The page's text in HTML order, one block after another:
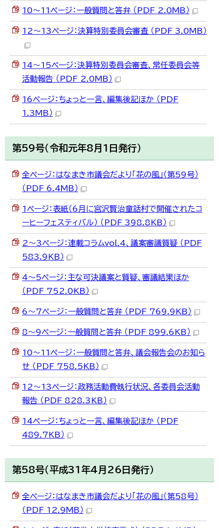
10～11ページ：一般質問と答弁 （PDF 2.0MB）
12～13ページ：決算特別委員会審査 （PDF 3.0MB）
14～15ページ：決算特別委員会審査、常任委員会等
活動報告 （PDF 2.0MB）
16ページ：ちょっと一言、編集後記ほか （PDF
1.3MB）
第59号（令和元年8月1日発行）
全ページ：はなまき市議会だより「花の風」（第59号）
（PDF 6.4MB）
1ページ：表紙（6月に宮沢賢治童話村で開催されたコ
ーヒーフェスティバル） （PDF 398.8KB）
2～3ページ：連載コラムvol.4、議案審議質疑 （PDF
583.9KB）
4～5ページ：主な可決議案と質疑、審議結果ほか
（PDF 752.0KB）
6～7ページ：一般質問と答弁 （PDF 769.9KB）
8～9ページ：一般質問と答弁 （PDF 899.6KB）
10～11ページ：一般質問と答弁、議会報告会のお知ら
せ （PDF 758.5KB）
12～13ページ：政務活動費執行状況、各委員会活動
報告 （PDF 828.3KB）
14ページ：ちょっと一言、編集後記ほか （PDF
489.7KB）
第58号（平成31年4月26日発行）
全ページ：はなまき市議会だより「花の風」（第58号）
（PDF 12.9MB）